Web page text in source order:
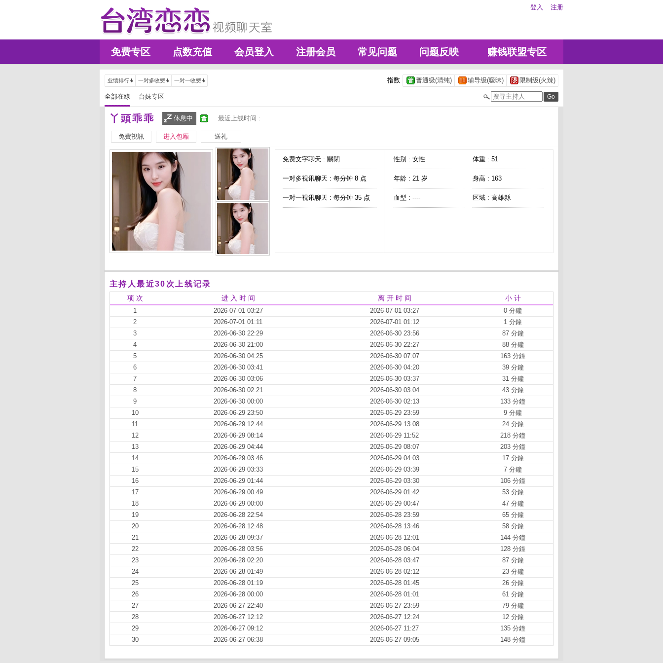
登入 注册
免费专区 点数充值 会员登入 注册会员 常见问题 问题反映 赚钱联盟专区
业绩排行 一对多收费 一对一收费 指数 普通级(清纯) 辅导级(暧昧) 限制级(火辣)
全部在線 台妹专区
丫頭乖乖 休息中 最近上线时间 :
免費視訊 进入包厢 送礼
免费文字聊天 : 關閉
一对多视讯聊天 : 每分钟 8 点
一对一视讯聊天 : 每分钟 35 点
性别 : 女性 体重 : 51
年龄 : 21 岁 身高 : 163
血型 : ---- 区域 : 高雄縣
主持人最近30次上线记录
项 次 进 入 时 间 离 开 时 间 小 计
1 2026-07-01 03:27 2026-07-01 03:27
0 分鐘
2
2026-07-01 01:11 2026-07-01 01:12
1 分鐘
3
2026-06-30 22:29 2026-06-30 23:56
87 分鐘
4
2026-06-30 21:00 2026-06-30 22:27
88 分鐘
5
2026-06-30 04:25 2026-06-30 07:07
163 分鐘
6
2026-06-30 03:41 2026-06-30 04:20
39 分鐘
7
2026-06-30 03:06 2026-06-30 03:37
31 分鐘
8
2026-06-30 02:21 2026-06-30 03:04
43 分鐘
9
2026-06-30 00:00 2026-06-30 02:13
133 分鐘
10
2026-06-29 23:50 2026-06-29 23:59
9 分鐘
11
2026-06-29 12:44 2026-06-29 13:08
24 分鐘
12
2026-06-29 08:14 2026-06-29 11:52
218 分鐘
13
2026-06-29 04:44 2026-06-29 08:07
203 分鐘
14
2026-06-29 03:46 2026-06-29 04:03
17 分鐘
15
2026-06-29 03:33 2026-06-29 03:39
7 分鐘
16
2026-06-29 01:44 2026-06-29 03:30
106 分鐘
17
2026-06-29 00:49 2026-06-29 01:42
53 分鐘
18
2026-06-29 00:00 2026-06-29 00:47
47 分鐘
19
2026-06-28 22:54 2026-06-28 23:59
65 分鐘
20
2026-06-28 12:48 2026-06-28 13:46
58 分鐘
21
2026-06-28 09:37 2026-06-28 12:01
144 分鐘
22
2026-06-28 03:56 2026-06-28 06:04
128 分鐘
23
2026-06-28 02:20 2026-06-28 03:47
87 分鐘
24
2026-06-28 01:49 2026-06-28 02:12
23 分鐘
25
2026-06-28 01:19 2026-06-28 01:45
26 分鐘
26
2026-06-28 00:00 2026-06-28 01:01
61 分鐘
27
2026-06-27 22:40 2026-06-27 23:59
79 分鐘
28
2026-06-27 12:12 2026-06-27 12:24
12 分鐘
29
2026-06-27 09:12 2026-06-27 11:27
135 分鐘
30
2026-06-27 06:38 2026-06-27 09:05 148 分鐘